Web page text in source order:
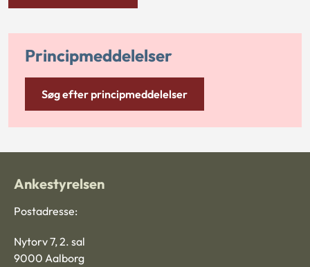
Principmeddelelser
Søg efter principmeddelelser
Ankestyrelsen
Postadresse:
Nytorv 7, 2. sal
9000 Aalborg